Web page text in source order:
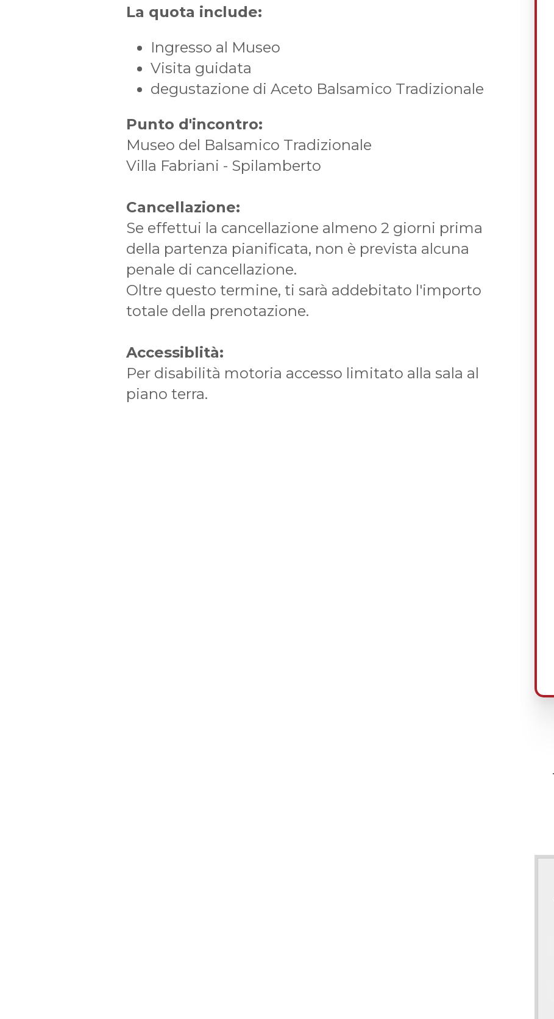
La quota include:
Ingresso al Museo
Visita guidata
degustazione di Aceto Balsamico Tradizionale
Punto d'incontro:
Museo del Balsamico Tradizionale
Villa Fabriani - Spilamberto
Cancellazione:
Se effettui la cancellazione almeno 2 giorni prima
della partenza pianificata, non è prevista alcuna
penale di cancellazione.
Oltre questo termine, ti sarà addebitato l'importo
totale della prenotazione.
Accessiblità:
Per disabilità motoria accesso limitato alla sala al
piano terra.